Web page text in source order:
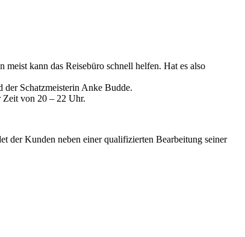
kann das Reisebüro schnell helfen. Hat es also
der Schatzmeisterin Anke Budde.
Zeit von 20 – 22 Uhr.
der Kunden neben einer qualifizierten Bearbeitung seiner